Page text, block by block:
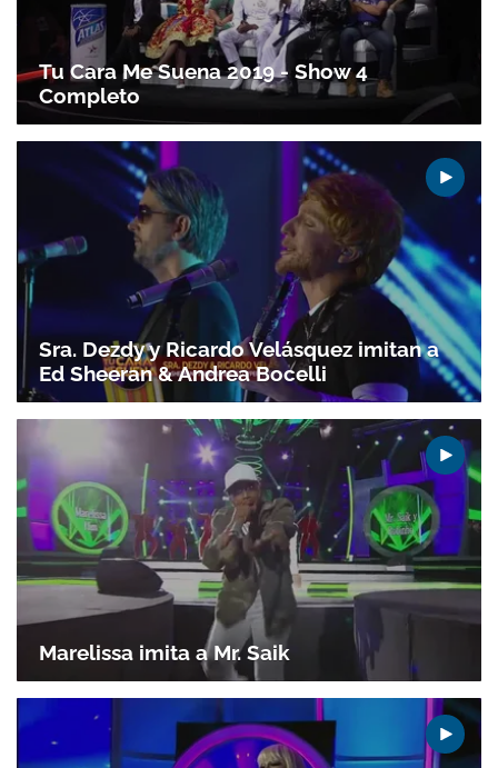
Gracias por suscribirte a nuestro boletín.
Tu Cara Me Suena 2019 - Show 4
Completo
Sra. Dezdy y Ricardo Velásquez imitan a
Ed Sheeran & Andrea Bocelli
Marelissa imita a Mr. Saik